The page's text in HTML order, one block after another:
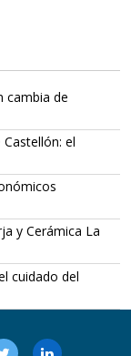
cambia de
el
y Cerámica La
cuidado del